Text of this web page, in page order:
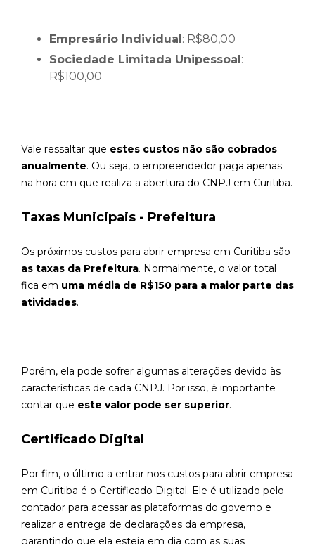
Empresário Individual : R$80,00
Sociedade Limitada Unipessoal :
R$100,00
Vale ressaltar que estes custos não são cobrados
anualmente. Ou seja, o empreendedor paga apenas
na hora em que realiza a abertura do CNPJ em Curitiba.
Taxas Municipais - Prefeitura
Os próximos custos para abrir empresa em Curitiba são
as taxas da Prefeitura. Normalmente, o valor total
fica em uma média de R$150 para a maior parte das
atividades.
Porém, ela pode sofrer algumas alterações devido às
características de cada CNPJ. Por isso, é importante
contar que este valor pode ser superior.
Certificado Digital
Por fim, o último a entrar nos custos para abrir empresa
em Curitiba é o Certificado Digital. Ele é utilizado pelo
contador para acessar as plataformas do governo e
realizar a entrega de declarações da empresa,
garantindo que ela esteja em dia com as suas